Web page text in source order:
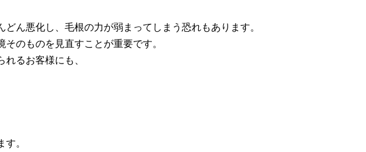
ん悪化し、毛根の力が弱まってしまう恐れもあります。
のものを見直すことが重要です。
るお客様にも、
。